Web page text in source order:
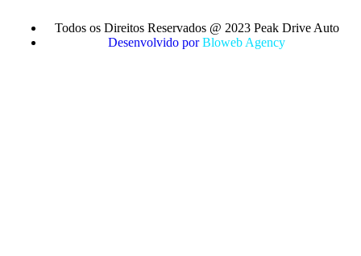
Todos os Direitos Reservados @ 2023 Peak Drive Auto
Desenvolvido porBloweb Agency